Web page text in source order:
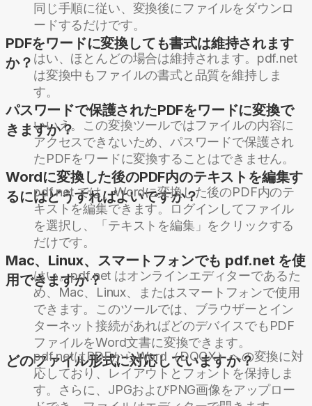
同じ手順に従い、変換後にファイルをダウンロ
ードするだけです。
PDFをワードに変換しても書式は維持されます
か？ はい、ほとんどの場合は維持されます。pdf.net
は変換中もファイルの書式と品質を維持しま
す。
パスワードで保護されたPDFをワードに変換で
きますか？
いいえ。この変換ツールではファイルの内容に
アクセスできないため、パスワードで保護され
たPDFをワードに変換することはできません。
Wordに変換した後のPDF内のテキストを編集す
るにはどうすればよいですか？
pdf.net では、Wordに変換した後のPDF内のテ
キストを編集できます。ログインしてファイル
を選択し、「テキストを編集」をクリックする
だけです。
Mac、Linux、スマートフォンでも pdf.net を使
用できますか？
はい。pdf.net はオンラインエディターであるた
め、Mac、Linux、またはスマートフォンで使用
できます。このツールでは、ブラウザーとイン
ターネット接続があればどのデバイスでもPDF
ファイルをWord文書に変換できます。
どのファイル形式に対応していますか？
pdf.netはPDFからWord（DOCX）への変換に対
応しており、レイアウトとフォントを保持しま
す。さらに、JPGおよびPNG画像をアップロー